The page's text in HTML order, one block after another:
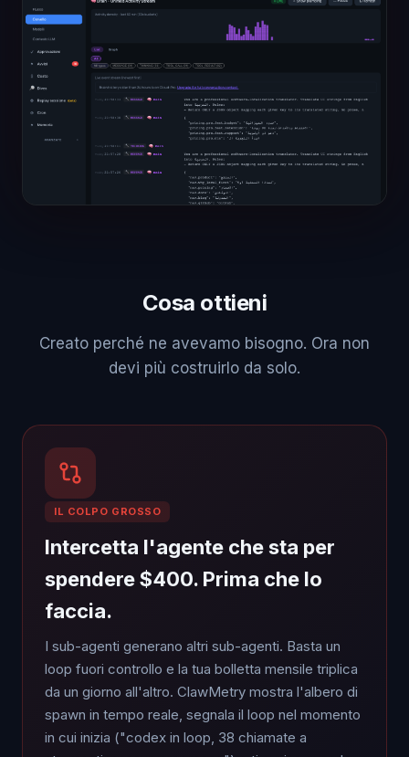
Cosa ottieni
Creato perché ne avevamo bisogno. Ora non
devi più costruirlo da solo.
IL COLPO GROSSO
Intercetta l'agente che sta per
spendere $400. Prima che lo
faccia.
I sub-agenti generano altri sub-agenti. Basta un
loop fuori controllo e la tua bolletta mensile triplica
da un giorno all'altro. ClawMetry mostra l'albero di
spawn in tempo reale, segnala il loop nel momento
in cui inizia ("codex in loop, 38 chiamate a